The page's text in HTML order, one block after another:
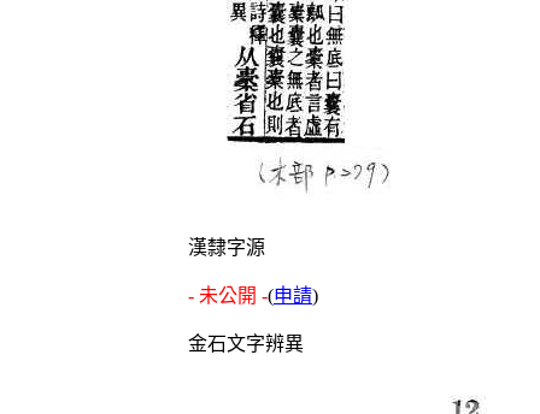
漢隸字源
- 未公開 -(申請)
金石文字辨異